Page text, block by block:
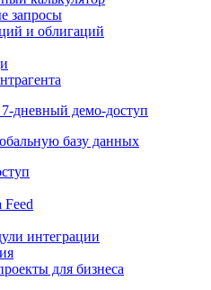
запросы
и облигаций
7-дневный демо-доступ
базу данных
Feed
интеграции
для бизнеса